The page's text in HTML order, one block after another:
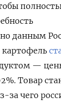
данным
картофель
—
Товар
за чего